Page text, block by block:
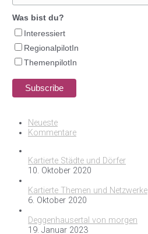
Was bist du?
Interessiert
RegionalpilotIn
ThemenpilotIn
Neueste
Kommentare
Kartierte Städte und Dörfer
10. Oktober 2020
Kartierte Themen und Netzwerke
6. Oktober 2020
Deggenhausertal von morgen
19. Januar 2023